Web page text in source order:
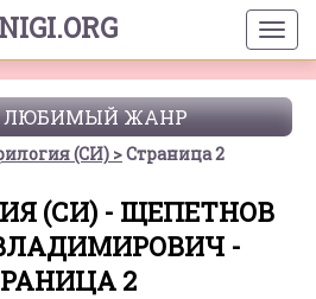
ЛЮБИМЫЙ ЖАНР
(СИ) Страница 2
(СИ) - ЩЕПЕТНОВ
-
2